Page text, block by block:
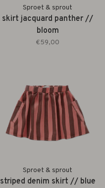
Sproet & sprout
skirt jacquard panther //
bloom
€59,00
Sproet & sprout
striped denim skirt // blue